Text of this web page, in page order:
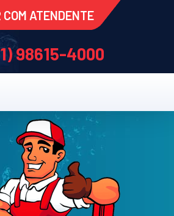
ATENDENTE
98615-4000